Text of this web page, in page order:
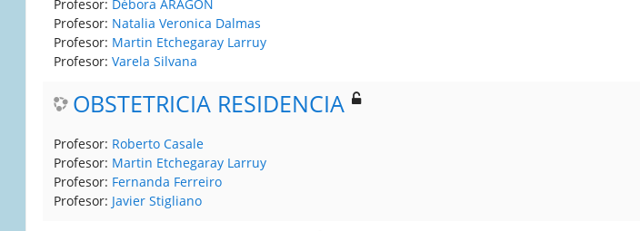
Profesor: Débora ARAGON
Profesor: Natalia Veronica Dalmas
Profesor: Martin Etchegaray Larruy
Profesor: Varela Silvana
OBSTETRICIA RESIDENCIA
Profesor: Roberto Casale
Profesor: Martin Etchegaray Larruy
Profesor: Fernanda Ferreiro
Profesor: Javier Stigliano